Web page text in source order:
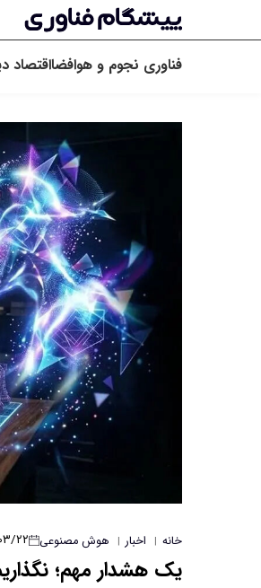
فناوری نجوم و هوافضااقتصاد
خانه | اخبار | هوش مصنوعی ۱۴۰۵/
یک هشدار مهم؛